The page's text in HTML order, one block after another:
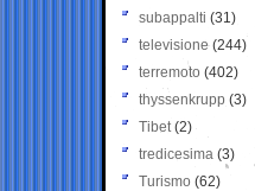
subappalti (31)
televisione(244)
terremoto (402)
thyssenkrupp (3)
Tibet(2)
tredicesima (3)
Turismo (62)